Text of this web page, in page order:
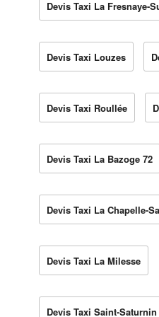
Devis Taxi La Fresnaye-
Devis Taxi Louzes
Devis Taxi Roullée
Devis Taxi La Bazoge 72
Devis Taxi La Chapelle-
Devis Taxi La Milesse
Devis Taxi Saint-Saturnin